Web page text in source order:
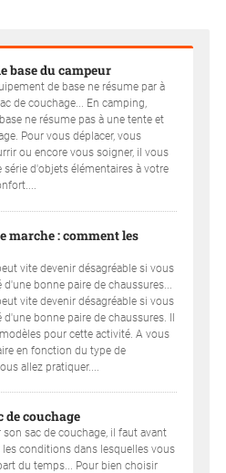
base du campeur
de base ne résume par à
de couchage... En camping,
ne résume pas à une tente et
Pour vous déplacer, vous
ou encore vous soigner, il vous
série d'objets élémentaires à votre
marche : comment les
vite devenir désagréable si vous
d'une bonne paire de chaussures...
vite devenir désagréable si vous
d'une bonne paire de chaussures. Il
pour cette activité. A vous
en fonction du type de
allez pratiquer....
de couchage
sac de couchage, il faut avant
conditions dans lesquelles vous
du temps... Pour bien choisir